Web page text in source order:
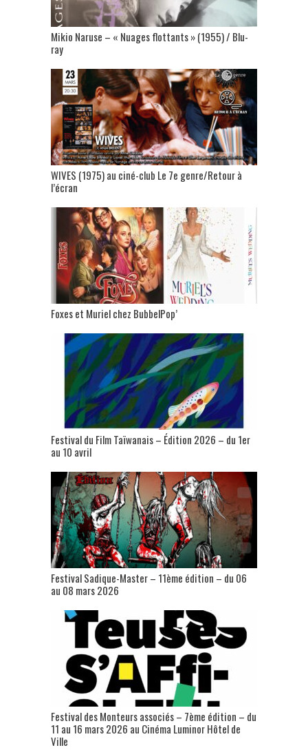
Mikio Naruse – « Nuages flottants » (1955) / Blu-
ray
WIVES (1975) au ciné-club Le 7e genre/Retour à
l’écran
Foxes et Muriel chez BubbelPop’
Festival du Film Taïwanais – Édition 2026 – du 1er
au 10 avril
Festival Sadique-Master – 11ème édition – du 06
au 08 mars 2026
Festival des Monteurs associés – 7ème édition – du
11 au 16 mars 2026 au Cinéma Luminor Hôtel de
Ville